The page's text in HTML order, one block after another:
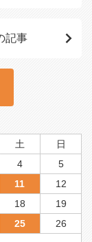
記事
土
日
4
5
11
12
18
19
25
26